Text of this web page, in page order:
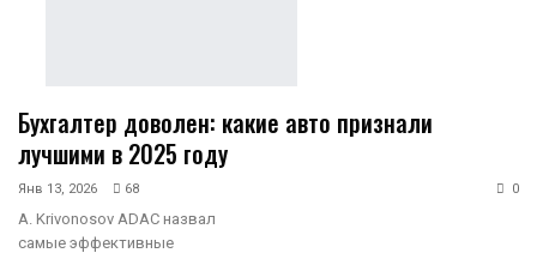
Бухгалтер доволен: какие авто признали
лучшими в 2025 году
Янв 13, 2026 68 0
A. Krivonosov ADAC назвал
самые эффективные